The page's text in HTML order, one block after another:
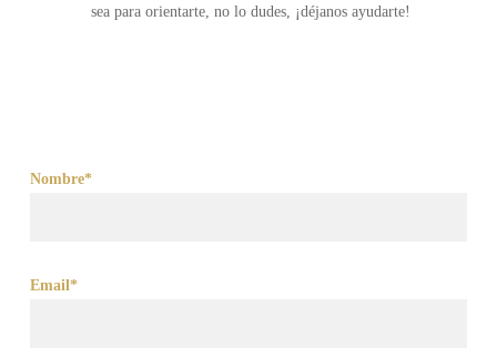
sea para orientarte, no lo dudes, ¡déjanos ayudarte!
Nombre*
Email*